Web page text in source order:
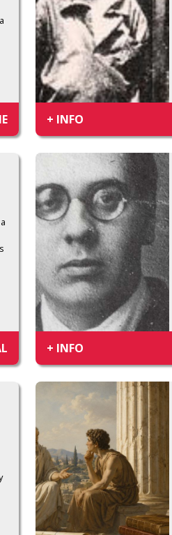
+ INFO
+ INFO